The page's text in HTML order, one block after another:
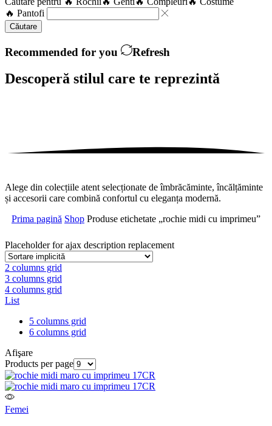
🔥 Pantofi
Căutare
Recommended for you Refresh
Descoperă stilul care te reprezintă
Alege din colecțiile atent selecționate de îmbrăcăminte, încălțăminte
și accesorii care combină confortul cu eleganța modernă.
Prima pagină Shop Produse etichetate „rochie midi cu imprimeu”
Placeholder for ajax description replacement
2 columns grid
3 columns grid
4 columns grid
List
5 columns grid
6 columns grid
Afişare
Products per page
Femei